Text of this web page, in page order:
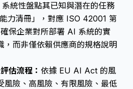
統性盤點其已知與潛在的任務
力清冊」，對應 ISO 42001 第
保企業對所部署 AI 系統的實
，而非僅依賴供應商的規格說明
估流程： 依據 EU AI Act 的風
風險、高風險、有限風險、最低